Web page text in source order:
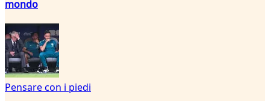
mondo
Pensare con i piedi